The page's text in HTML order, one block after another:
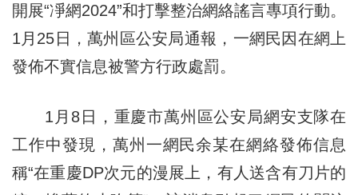
開展“凈網2024”和打擊整治網絡謠言專項行動。
1月25日，萬州區公安局通報，一網民因在網上
發佈不實信息被警方行政處罰。
1月8日，重慶市萬州區公安局網安支隊在
工作中發現，萬州一網民余某在網絡發佈信息
稱“在重慶DP次元的漫展上，有人送含有刀片的